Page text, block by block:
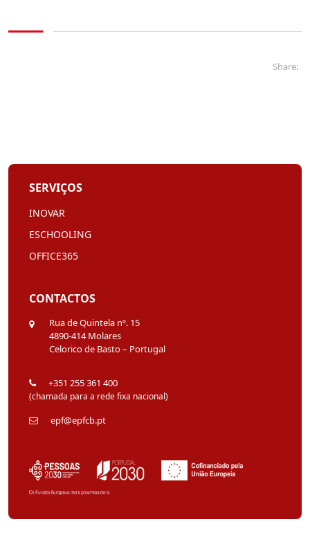
Share:
SERVIÇOS
INOVAR
ESCHOOLING
OFFICE365
CONTACTOS
Rua de Quintela nº. 15
4890-414 Molares
Celorico de Basto – Portugal
+351 255 361 400
(chamada para a rede fixa nacional)
epf@epfcb.pt